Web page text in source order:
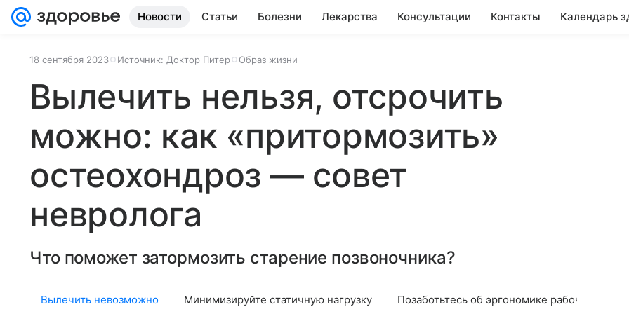
Новости Статьи Болезни Лекарства Консультации Контакты Календарь
18 сентября 2023 Источник: Доктор Питер Образ жизни
Вылечить нельзя, отсрочить
можно: как «притормозить»
остеохондроз — совет
невролога
Что поможет затормозить старение позвоночника?
Вылечить невозможно Минимизируйте статичную нагрузку Позаботьтесь об эргономике рабочего места